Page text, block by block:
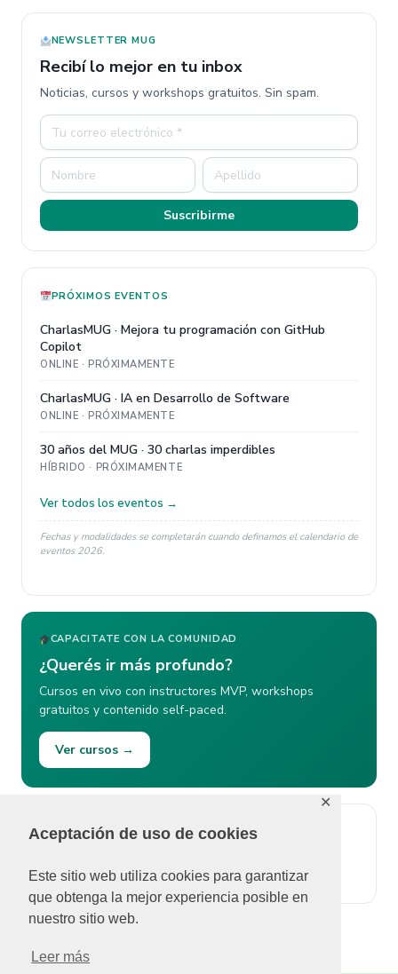
Aceptación de uso de cookies
Este sitio web utiliza cookies para garantizar
que obtenga la mejor experiencia posible en
nuestro sitio web.
Leer más
✕
NEWSLETTER MUG
Recibí lo mejor en tu inbox
Noticias, cursos y workshops gratuitos. Sin spam.
Suscribirme
PRÓXIMOS EVENTOS
CharlasMUG · Mejora tu programación con GitHub
Copilot
ONLINE · PRÓXIMAMENTE
CharlasMUG · IA en Desarrollo de Software
ONLINE · PRÓXIMAMENTE
30 años del MUG · 30 charlas imperdibles
HÍBRIDO · PRÓXIMAMENTE
Ver todos los eventos →
Fechas y modalidades se completarán cuando definamos el calendario de
eventos 2026.
CAPACITATE CON LA COMUNIDAD
¿Querés ir más profundo?
Cursos en vivo con instructores MVP, workshops
gratuitos y contenido self-paced.
Ver cursos →
ÚLTIMOS COMENTARIOS